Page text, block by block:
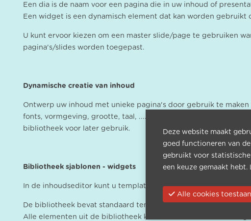
Een dia is de naam voor een pagina die in uw inhoud of
Een widget is een dynamisch element dat kan worden
U kunt ervoor kiezen om een master slide/page te gebruiken
pagina's/slides worden toegepast.
Dynamische creatie van inhoud
Ontwerp uw inhoud met unieke pagina's door gebruik te
fonts, vormgeving, grootte, taal, .... Ontwerp verschillende
bibliotheek voor later gebruik.
Bibliotheek sjablonen - widgets
In de inhoudseditor kunt u template pagina's/dia's of widgets
De bibliotheek bevat standaard templates en widgets evenals
Alle elementen uit de bibliotheek kunnen worden bewerkt en
Deze website maakt
goed functioneren van
gebruikt voor
een keuze gemaakt hebt.
Alle cookies toestaan